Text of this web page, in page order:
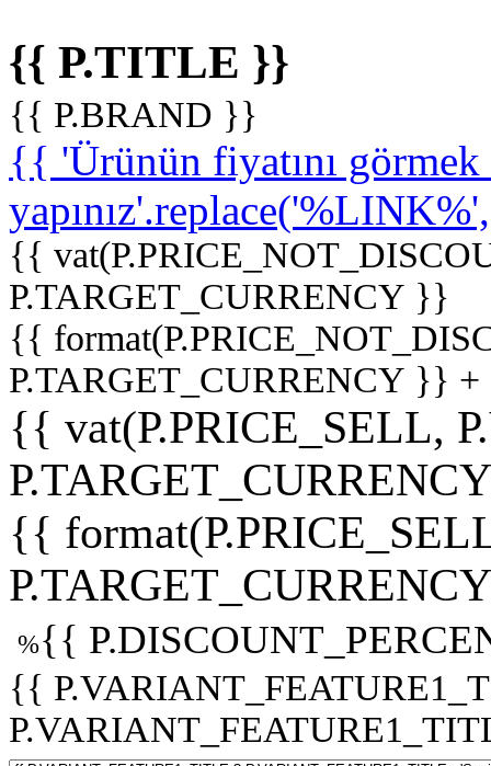
{{ P.TITLE }}
{{ P.BRAND }}
{{ 'Ürünün fiyatını
{{
P.TARGET_CURRENCY }}
{{
P.TARGET_CURRENCY }}
{{ vat(P.PRICE_SELL,
{{
%{{
{{